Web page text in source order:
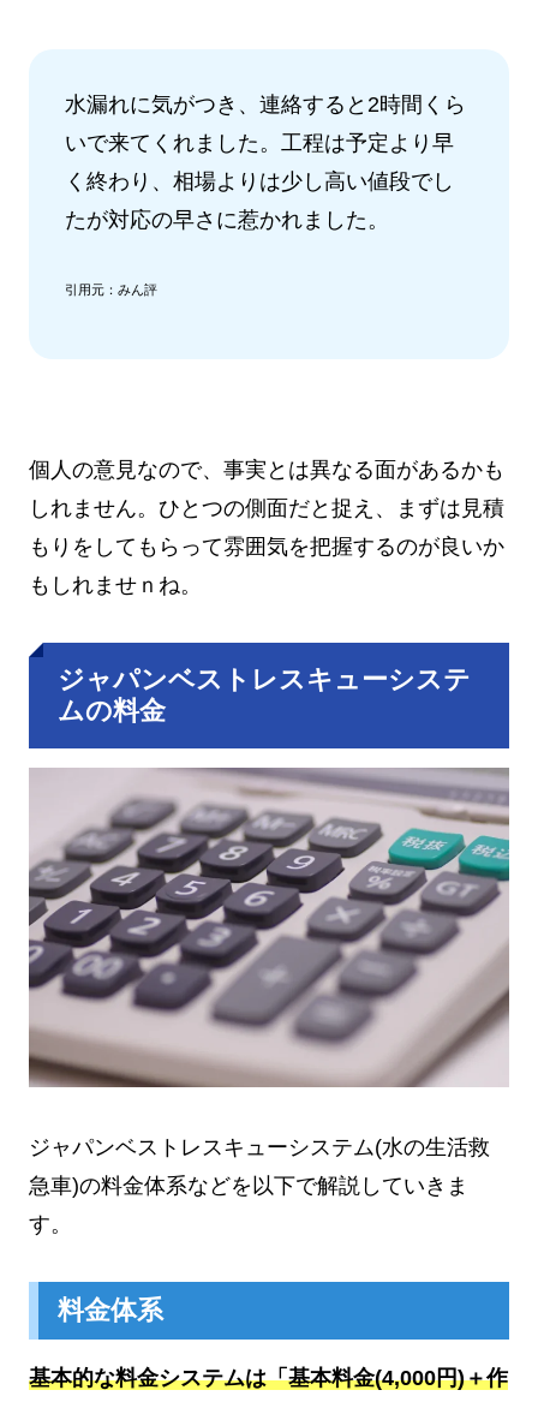
水漏れに気がつき、連絡すると2時間くら
いで来てくれました。工程は予定より早
く終わり、相場よりは少し高い値段でし
たが対応の早さに惹かれました。
引用元：みん評
個人の意見なので、事実とは異なる面があるかも
しれません。ひとつの側面だと捉え、まずは見積
もりをしてもらって雰囲気を把握するのが良いか
もしれませｎね。
ジャパンベストレスキューシステ
ムの料金
ジャパンベストレスキューシステム(水の生活救
急車)の料金体系などを以下で解説していきま
す。
料金体系
基本的な料金システムは「基本料金(4,000円)＋作